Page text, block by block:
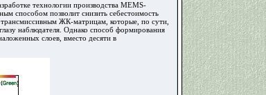
технологии производства MEMS-
способом позволит снизить себестоимость
ЖК-матрицам, которые, по сути,
наблюдателя. Однако способ формирования
слоев, вместо десяти в